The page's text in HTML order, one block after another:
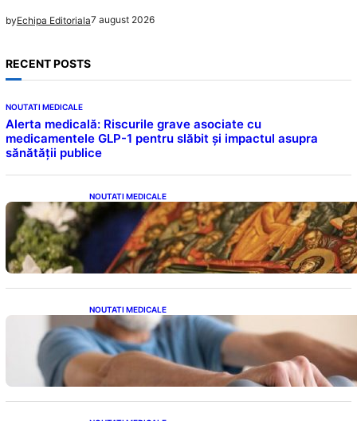
byEchipa Editoriala7 august 2026
RECENT POSTS
NOUTATI MEDICALE
Alerta medicală: Riscurile grave asociate cu
medicamentele GLP-1 pentru slăbit și impactul asupra
sănătății publice
NOUTATI MEDICALE
Postul Adormirii Maicii Domnului: Tradiții,
Superstiții și Implicații Spiritualitate în 2026
NOUTATI MEDICALE
Îmbunătățirea sănătății cardiovasculare:
Patru exerciții simple pentru reducerea
tensiunii arteriale la domiciliu